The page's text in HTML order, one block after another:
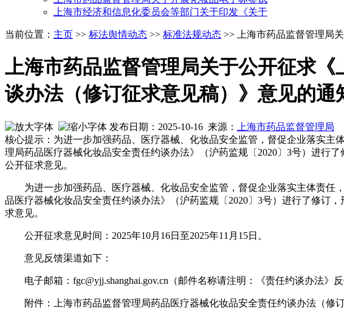
上海市经济和信息化委员会等部门关于印发《关于
当前位置： 主页 >> 标法舆情动态 >> 标准法规动态 >> 上海市药品监督管理局
上海市药品监督管理局关于公开征求
谈办法（修订征求意见稿）》意见的通
发布日期：2025-10-16 来源：
上海市药品监督管理局
核心提示：为进一步加强药品、医疗器械、化妆品安全监管，督促企业落实
理局药品医疗器械化妆品安全责任约谈办法》（沪药监规〔2020〕3号）进行
公开征求意见。
为进一步加强药品、医疗器械、化妆品安全监管，督促企业落实主体责
品医疗器械化妆品安全责任约谈办法》（沪药监规〔2020〕3号）进行了修订
求意见。
公开征求意见时间：2025年10月16日至2025年11月15日。
意见反馈渠道如下：
电子邮箱：fgc@yjj.shanghai.gov.cn（邮件名称请注明：《责任约谈办法》反
附件：上海市药品监督管理局药品医疗器械化妆品安全责任约谈办法（修订